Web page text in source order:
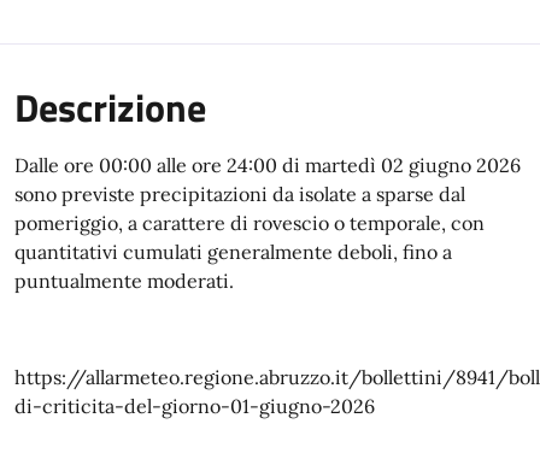
Descrizione
Dalle ore 00:00 alle ore 24:00 di martedì 02 giugno 2026
sono previste precipitazioni da isolate a sparse dal
pomeriggio, a carattere di rovescio o temporale, con
quantitativi cumulati generalmente deboli, fino a
puntualmente moderati.
https://allarmeteo.regione.abruzzo.it/bollettini/8941/
di-criticita-del-giorno-01-giugno-2026